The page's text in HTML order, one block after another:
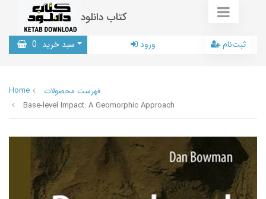
کتاب دانلود
سبد خرید 0 ورود ثبت‌نام
Home
فهرست محصولات
Base-level Impact: A Geomorphic Approach